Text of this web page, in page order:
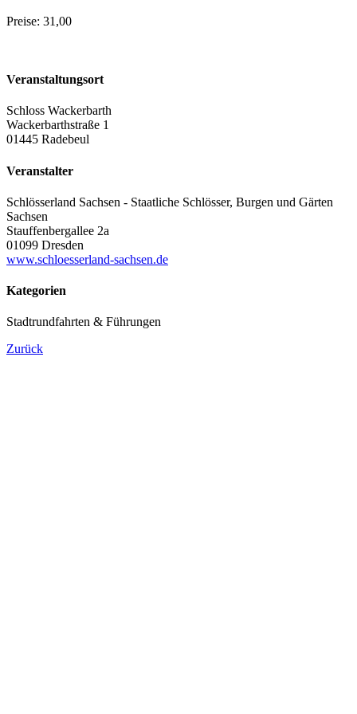
Preise: 31,00
Veranstaltungsort
Schloss Wackerbarth
Wackerbarthstraße 1
01445 Radebeul
Veranstalter
Schlösserland Sachsen - Staatliche Schlösser, Burgen und Gärten
Sachsen
Stauffenbergallee 2a
01099 Dresden
www.schloesserland-sachsen.de
Kategorien
Stadtrundfahrten & Führungen
Zurück